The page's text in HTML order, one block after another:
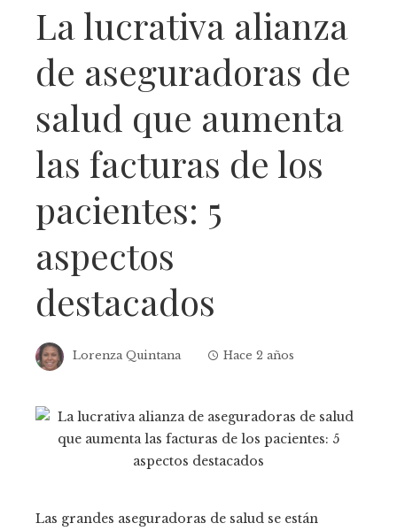
La lucrativa alianza
de aseguradoras de
salud que aumenta
las facturas de los
pacientes: 5
aspectos
destacados
Lorenza Quintana Hace 2 años
Las grandes aseguradoras de salud se están